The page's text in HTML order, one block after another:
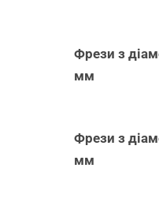
Фрези з
мм
Фрези з
мм